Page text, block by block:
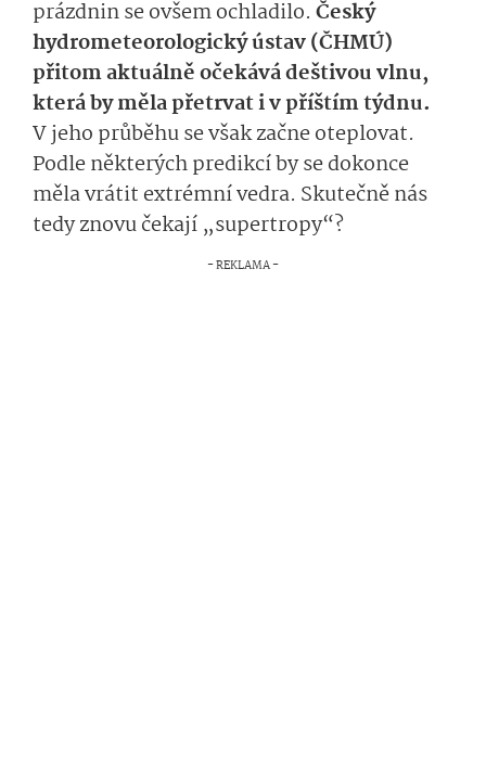
prázdnin se ovšem ochladilo. Český
hydrometeorologický ústav (ČHMÚ)
přitom aktuálně očekává deštivou vlnu,
která by měla přetrvat i v příštím týdnu.
V jeho průběhu se však začne oteplovat.
Podle některých predikcí by se dokonce
měla vrátit extrémní vedra. Skutečně nás
tedy znovu čekají „supertropy“?